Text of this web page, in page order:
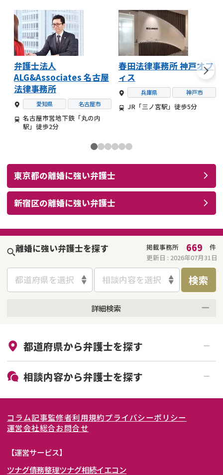
弁護士法人
ALG&Associates 名古屋
法律事務所
愛知県 名古屋市
名古屋市営地下鉄「丸の内
駅」徒歩2分
春田法律事務所 神戸オフ
ィス
兵庫県 神戸市
JR「三ノ宮駅」徒歩5分
東京都の離婚に強い弁護士
新宿区の離婚に強い弁護士
離婚に強い弁護士を探す 掲載事務所 669
件
更新日 : 2026年07月31日
都道府県を選択 相談内容を選択 検索
詳細検索
初回相談無料
土日祝の相談可能
都道府県から弁護士を探す
北海道・東北
北海道 青森県
岩手県 宮城県
秋田県
関東
東京都 神奈川県
埼玉県
東海
愛知県
関西
相談内容から弁護士を探す
離婚裁判
親権・面会交流権
不貞・不倫慰謝料請求
コラム記事監修者利用規約プライバシーポリシー
運営会社総合お問合せ
【運営サービス】
ツナグ債務整理ツナグ相続イエコン